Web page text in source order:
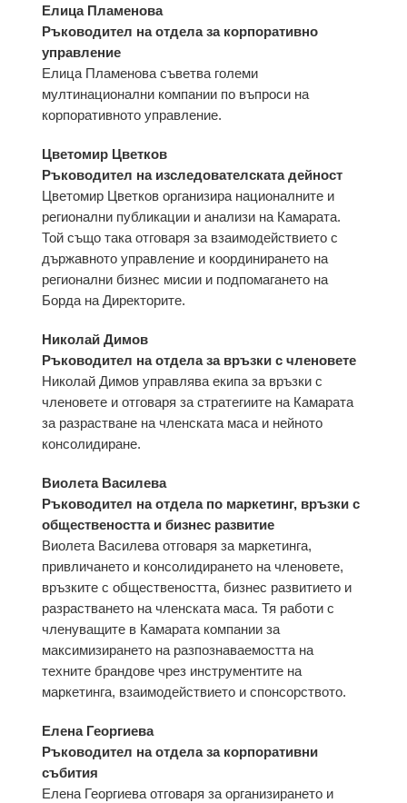
Елица Пламенова
Ръководител на отдела за корпоративно
управление
Елица Пламенова съветва големи
мултинационални компании по въпроси на
корпоративното управление.
Цветомир Цветков
Ръководител на изследователската дейност
Цветомир Цветков организира националните и
регионални публикации и анализи на Камарата.
Той също така отговаря за взаимодействието с
държавното управление и координирането на
регионални бизнес мисии и подпомагането на
Борда на Директорите.
Николай Димов
Ръководител на отдела за връзки с членовете
Николай Димов управлява екипа за връзки с
членовете и отговаря за стратегиите на Камарата
за разрастване на членската маса и нейното
консолидиране.
Виолета Василева
Ръководител на отдела по маркетинг, връзки с
обществеността и бизнес развитие
Виолета Василева отговаря за маркетинга,
привличането и консолидирането на членовете,
връзките с обществеността, бизнес развитието и
разрастването на членската маса. Тя работи с
членуващите в Камарата компании за
максимизирането на разпознаваемостта на
техните брандове чрез инструментите на
маркетинга, взаимодействието и спонсорството.
Елена Георгиева
Ръководител на отдела за корпоративни
събития
Елена Георгиева отговаря за организирането и